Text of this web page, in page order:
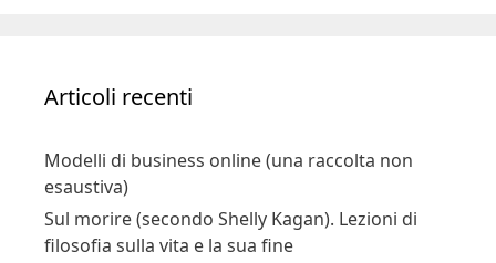
Articoli recenti
Modelli di business online (una raccolta non
esaustiva)
Sul morire (secondo Shelly Kagan). Lezioni di
filosofia sulla vita e la sua fine